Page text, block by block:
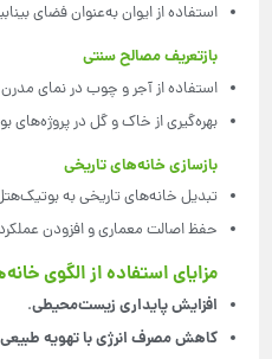
استفاده از ایوان به‌عنوان فضای
بازتعریف مصالح سنتی
استفاده از آجر و چوب در نمای
بهره‌گیری از خاک و گل در پروژه‌های
بازسازی خانه‌های تاریخی
تبدیل خانه‌های تاریخی به
حفظ اصالت معماری و افزودن
مزایای استفاده از الگوی
افزایش پایداری زیست‌محیطی.
کاهش مصرف انرژی با تهویه طبیعی